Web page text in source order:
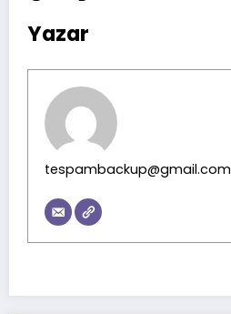
Yazar
tespambackup@gmail.com